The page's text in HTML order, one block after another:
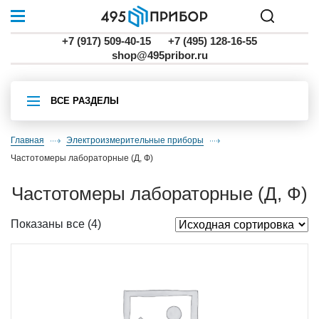
+7 (917) 509-40-15
+7 (495) 128-16-55
shop@495pribor.ru
ВСЕ РАЗДЕЛЫ
Главная
Электроизмерительные приборы
частотомеры лабораторные (Д, Ф)
частотомеры лабораторные (Д, Ф)
Показаны все (4)